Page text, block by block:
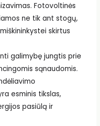
Fotovoltinės
ne tik ant stogų,
skirtus
galimybę jungtis prie
sąnaudomis.
esminis tikslas,
pasiūlą ir